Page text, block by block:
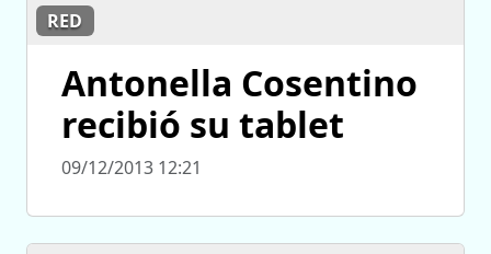
RED
Antonella Cosentino
recibió su tablet
09/12/2013 12:21